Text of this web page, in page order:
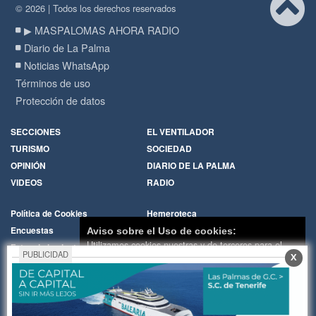
© 2026 | Todos los derechos reservados
▶ MASPALOMAS AHORA RADIO
Diario de La Palma
Noticias WhatsApp
Términos de uso
Protección de datos
SECCIONES
EL VENTILADOR
TURISMO
SOCIEDAD
OPINIÓN
DIARIO DE LA PALMA
VIDEOS
RADIO
Política de Cookies
Hemeroteca
Encuestas
Cartas de los lectores
Fotos de los lectores
Galerías de imágenes
Temas de actualidad
Principios Editoriales
Nosotros
Contacto
Whatsapp
PUBLICIDAD X
Aviso sobre el Uso de cookies:
Utilizamos cookies nuestras y de terceros para el
funcionamiento del digital. Puedes consultar la lista
de cookies y como desconectarlas.Ver nuestra
Política de Privacidad y Cookies